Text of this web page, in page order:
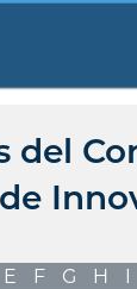
del
E F G H I